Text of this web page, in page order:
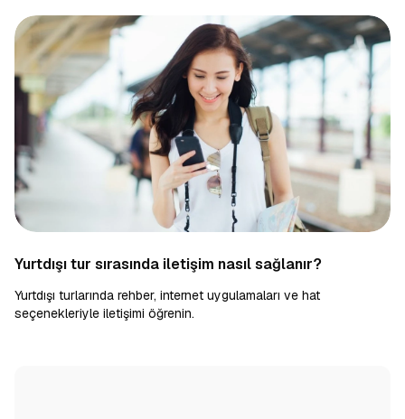
Yurtdışı tur sırasında iletişim nasıl sağlanır?
Yurtdışı turlarında rehber, internet uygulamaları ve hat
seçenekleriyle iletişimi öğrenin.